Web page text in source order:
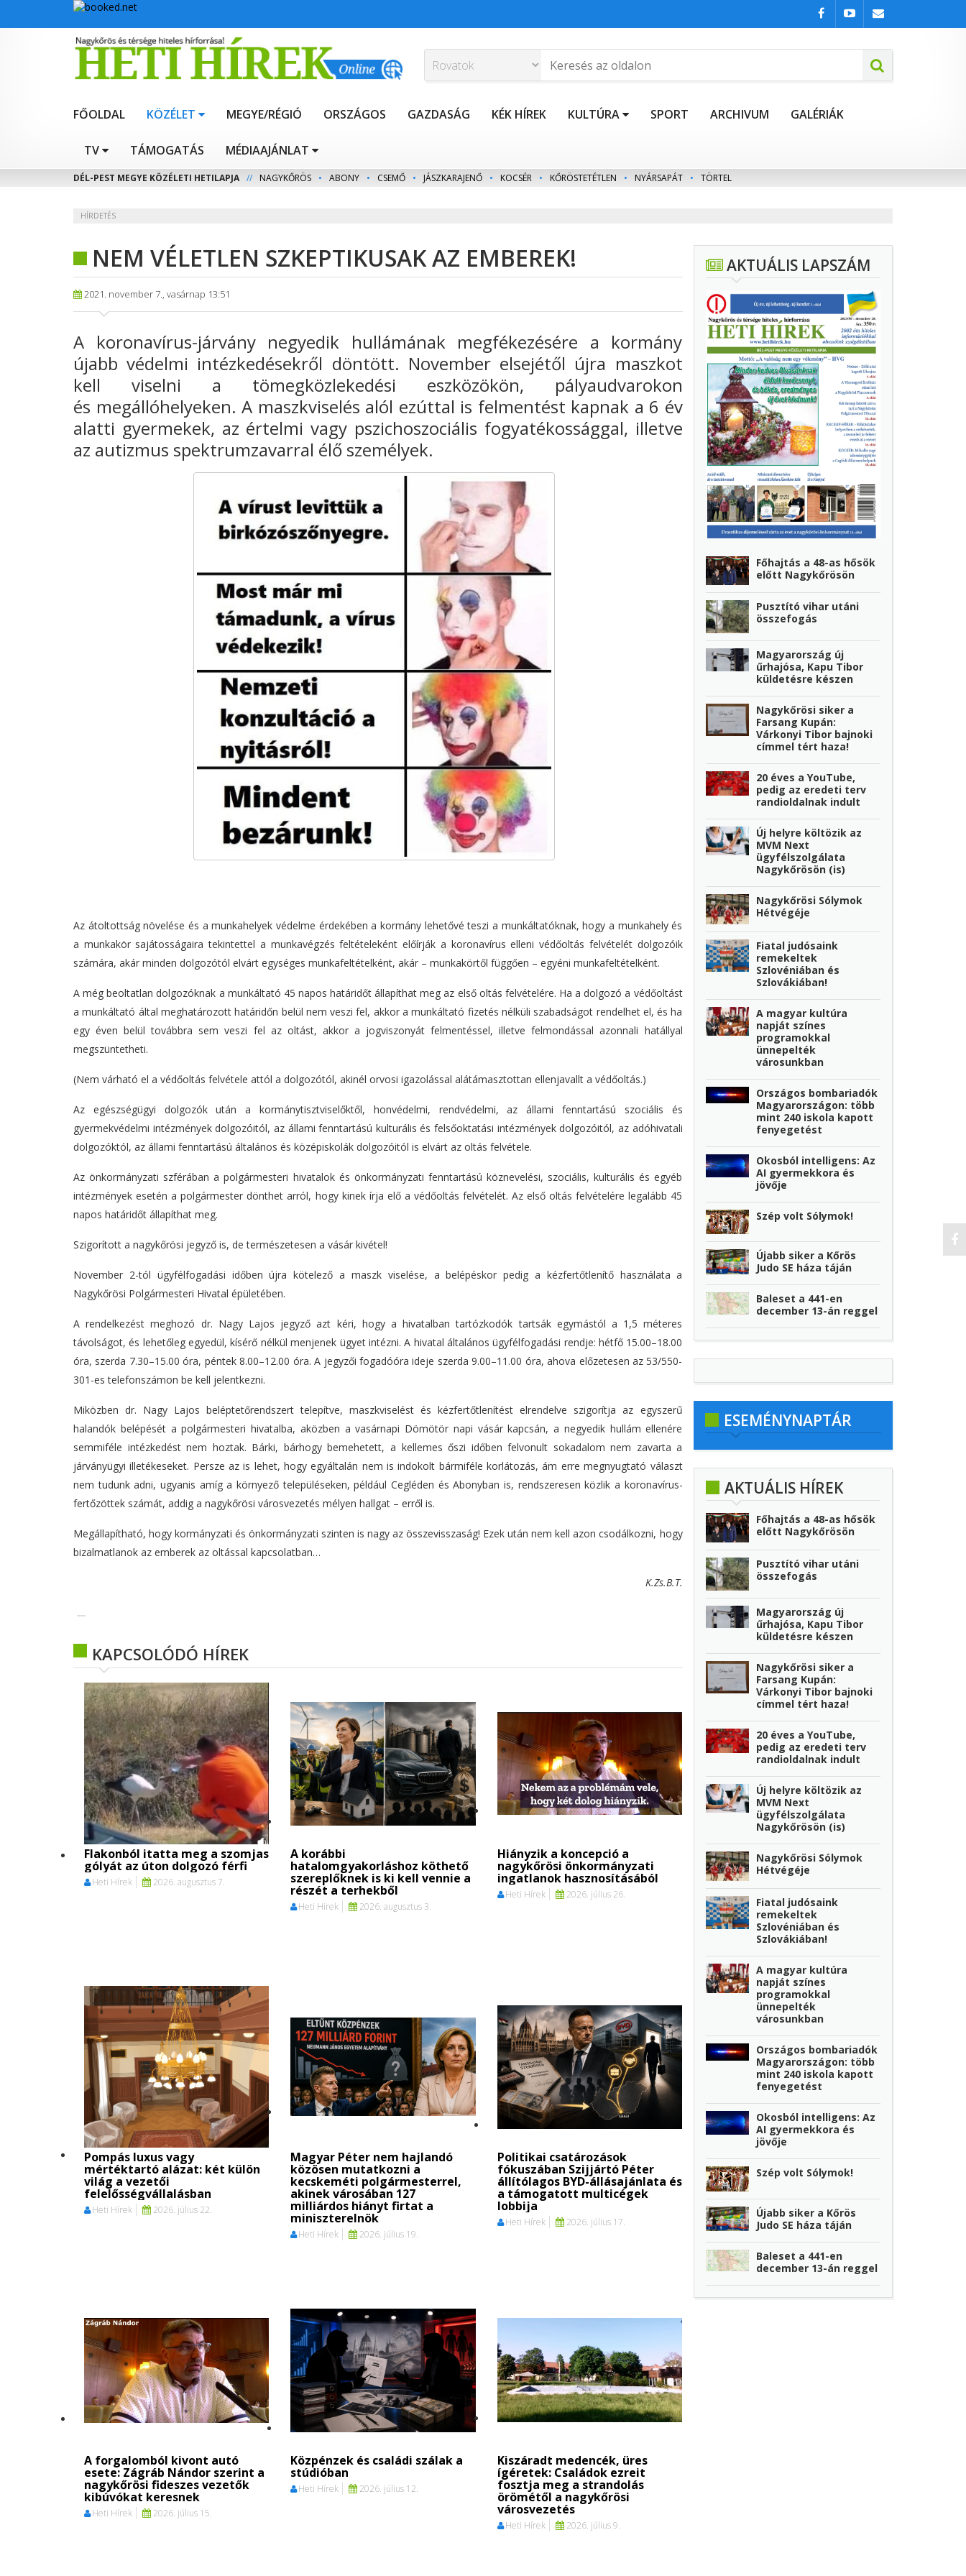
FŐOLDAL KÖZÉLET MEGYE/RÉGIÓ ORSZÁGOS GAZDASÁG KÉK HÍREK KULTÚRA SPORT ARCHIVUM GALÉRIÁK
TV TÁMOGATÁS MÉDIAAJÁNLAT
DÉL-PEST MEGYE KÖZÉLETI HETILAPJA // NAGYKŐRÖS • ABONY • CSEMŐ • JÁSZKARAJENŐ • KOCSÉR • KŐRÖSTETÉTLEN • NYÁRSAPÁT • TÖRTEL
HÍRDETÉS
NEM VÉLETLEN SZKEPTIKUSAK AZ EMBEREK!
2021. november 7., vasárnap 13:51
A koronavírus-járvány negyedik hullámának megfékezésére a kormány
újabb védelmi intézkedésekről döntött. November elsejétől újra maszkot
kell viselni a tömegközlekedési eszközökön, pályaudvarokon
és megállóhelyeken. A maszkviselés alól ezúttal is felmentést kapnak a 6 év
alatti gyermekek, az értelmi vagy pszichoszociális fogyatékossággal, illetve
az autizmus spektrumzavarral élő személyek.
Az átoltottság növelése és a munkahelyek védelme érdekében a kormány lehetővé teszi a munkáltatóknak, hogy a munkahely és
a munkakör sajátosságaira tekintettel a munkavégzés feltételeként előírják a koronavírus elleni védőoltás felvételét dolgozóik
számára, akár minden dolgozótól elvárt egységes munkafeltételként, akár – munkakörtől függően – egyéni munkafeltételként.
A még beoltatlan dolgozóknak a munkáltató 45 napos határidőt állapíthat meg az első oltás felvételére. Ha a dolgozó a védőoltást
a munkáltató által meghatározott határidőn belül nem veszi fel, akkor a munkáltató fizetés nélküli szabadságot rendelhet el, és ha
egy éven belül továbbra sem veszi fel az oltást, akkor a jogviszonyát felmentéssel, illetve felmondással azonnali hatállyal
megszüntetheti.
(Nem várható el a védőoltás felvétele attól a dolgozótól, akinél orvosi igazolással alátámasztottan ellenjavallt a védőoltás.)
Az egészségügyi dolgozók után a kormánytisztviselőktől, honvédelmi, rendvédelmi, az állami fenntartású szociális és
gyermekvédelmi intézmények dolgozóitól, az állami fenntartású kulturális és felsőoktatási intézmények dolgozóitól, az adóhivatali
dolgozóktól, az állami fenntartású általános és középiskolák dolgozóitól is elvárt az oltás felvétele.
Az önkormányzati szférában a polgármesteri hivatalok és önkormányzati fenntartású köznevelési, szociális, kulturális és egyéb
intézmények esetén a polgármester dönthet arról, hogy kinek írja elő a védőoltás felvételét. Az első oltás felvételére legalább 45
napos határidőt állapíthat meg.
Szigorított a nagykőrösi jegyző is, de természetesen a vásár kivétel!
November 2-tól ügyfélfogadási időben újra kötelező a maszk viselése, a belépéskor pedig a kézfertőtlenítő használata a
Nagykőrösi Polgármesteri Hivatal épületében.
A rendelkezést meghozó dr. Nagy Lajos jegyző azt kéri, hogy a hivatalban tartózkodók tartsák egymástól a 1,5 méteres
távolságot, és lehetőleg egyedül, kísérő nélkül menjenek ügyet intézni. A hivatal általános ügyfélfogadási rendje: hétfő 15.00–18.00
óra, szerda 7.30–15.00 óra, péntek 8.00–12.00 óra. A jegyzői fogadóóra ideje szerda 9.00–11.00 óra, ahova előzetesen az 53/550-
301-es telefonszámon be kell jelentkezni.
Miközben dr. Nagy Lajos beléptetőrendszert telepítve, maszkviselést és kézfertőtlenítést elrendelve szigorítja az egyszerű
halandók belépését a polgármesteri hivatalba, aközben a vasárnapi Dömötör napi vásár kapcsán, a negyedik hullám ellenére
semmiféle intézkedést nem hoztak. Bárki, bárhogy bemehetett, a kellemes őszi időben felvonult sokadalom nem zavarta a
járványügyi illetékeseket. Persze az is lehet, hogy egyáltalán nem is indokolt bármiféle korlátozás, ám erre megnyugtató választ
nem tudunk adni, ugyanis amíg a környező településeken, például Cegléden és Abonyban is, rendszeresen közlik a koronavírus-
fertőzöttek számát, addig a nagykőrösi városvezetés mélyen hallgat – erről is.
Megállapítható, hogy kormányzati és önkormányzati szinten is nagy az összevisszaság! Ezek után nem kell azon csodálkozni, hogy
bizalmatlanok az emberek az oltással kapcsolatban…
K.Zs.B.T.
KAPCSOLÓDÓ HÍREK
Flakonból itatta meg a szomjas
gólyát az úton dolgozó férfi
Heti Hírek 2026. augusztus 7.
A korábbi
hatalomgyakorláshoz köthető
szereplőknek is ki kell vennie a
részét a terhekből
Heti Hírek 2026. augusztus 3.
Hiányzik a koncepció a
nagykőrösi önkormányzati
ingatlanok hasznosításából
Heti Hírek 2026. július 26.
Pompás luxus vagy
mértéktartó alázat: két külön
világ a vezetői
felelősségvállalásban
Heti Hírek 2026. július 22.
Magyar Péter nem hajlandó
közösen mutatkozni a
kecskeméti polgármesterrel,
akinek városában 127
milliárdos hiányt firtat a
miniszterelnök
Heti Hírek 2026. július 19.
Politikai csatározások
fókuszában Szijjártó Péter
állítólagos BYD-állásajánlata és
a támogatott multicégek
lobbija
Heti Hírek 2026. július 17.
A forgalomból kivont autó
esete: Zágráb Nándor szerint a
nagykőrösi fideszes vezetők
kibúvókat keresnek
Heti Hírek 2026. július 15.
Közpénzek és családi szálak a
stúdióban
Heti Hírek 2026. július 12.
Kiszáradt medencék, üres
ígéretek: Családok ezreit
fosztja meg a strandolás
örömétől a nagykőrösi
városvezetés
Heti Hírek 2026. július 9.
AKTUÁLIS LAPSZÁM
Főhajtás a 48-as hősök
előtt Nagykőrösön
Pusztító vihar utáni
összefogás
Magyarország új
űrhajósa, Kapu Tibor
küldetésre készen
Nagykőrösi siker a
Farsang Kupán:
Várkonyi Tibor bajnoki
címmel tért haza!
20 éves a YouTube,
pedig az eredeti terv
randioldalnak indult
Új helyre költözik az
MVM Next
ügyfélszolgálata
Nagykőrösön (is)
Nagykőrösi Sólymok
Hétvégéje
Fiatal judósaink
remekeltek
Szlovéniában és
Szlovákiában!
A magyar kultúra
napját színes
programokkal
ünnepelték
városunkban
Országos bombariadók
Magyarországon: több
mint 240 iskola kapott
fenyegetést
Okosból intelligens: Az
AI gyermekkora és
jövője
Szép volt Sólymok!
Újabb siker a Kőrös
Judo SE háza táján
Baleset a 441-en
december 13-án reggel
ESEMÉNYNAPTÁR
AKTUÁLIS HÍREK
Főhajtás a 48-as hősök
előtt Nagykőrösön
Pusztító vihar utáni
összefogás
Magyarország új
űrhajósa, Kapu Tibor
küldetésre készen
Nagykőrösi siker a
Farsang Kupán:
Várkonyi Tibor bajnoki
címmel tért haza!
20 éves a YouTube,
pedig az eredeti terv
randioldalnak indult
Új helyre költözik az
MVM Next
ügyfélszolgálata
Nagykőrösön (is)
Nagykőrösi Sólymok
Hétvégéje
Fiatal judósaink
remekeltek
Szlovéniában és
Szlovákiában!
A magyar kultúra
napját színes
programokkal
ünnepelték
városunkban
Országos bombariadók
Magyarországon: több
mint 240 iskola kapott
fenyegetést
Okosból intelligens: Az
AI gyermekkora és
jövője
Szép volt Sólymok!
Újabb siker a Kőrös
Judo SE háza táján
Baleset a 441-en
december 13-án reggel